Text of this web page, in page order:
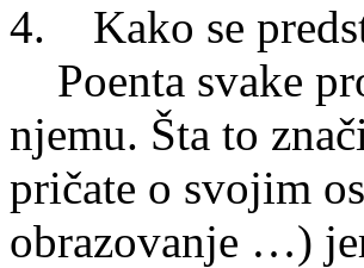
4. Kako se
Poenta svake
njemu. Šta to
pričate o svojim
obrazovanje …)